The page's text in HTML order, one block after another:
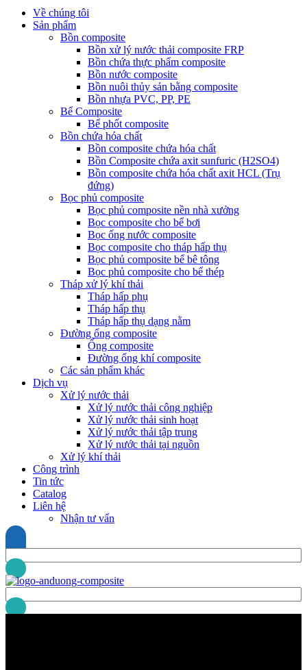
Về chúng tôi
Sản phẩm
Bồn composite
Bồn xử lý nước thải composite FRP
Bồn chứa thực phẩm composite
Bồn nước composite
Bồn nuôi thủy sản bằng composite
Bồn nhựa PVC, PP, PE
Bể Composite
Bể phốt composite
Bồn chứa hóa chất
Bồn composite chứa hóa chất
Bồn Composite chứa axit sunfuric (H2SO4)
Bồn composite chứa hóa chất axit HCL (Trụ
đứng)
Bọc phủ composite
Bọc phủ composite nền nhà xưởng
Bọc composite cho bể bơi
Bọc ống nước composite
Bọc composite cho tháp hấp thụ
Bọc phủ composite bể bê tông
Bọc phủ composite cho bể thép
Tháp xử lý khí thải
Tháp hấp phụ
Tháp hấp thụ
Tháp hấp thụ dạng nằm
Đường ống composite
Ống composite
Đường ống khí composite
Các sản phẩm khác
Dịch vụ
Xử lý nước thải
Xử lý nước thải công nghiệp
Xử lý nước thải sinh hoạt
Xử lý nước thải tập trung
Xử lý nước thải tại nguồn
Xử lý khí thải
Công trình
Tin tức
Catalog
Liên hệ
Nhận tư vấn